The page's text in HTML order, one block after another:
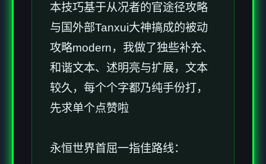
本技巧基于从况者的官途径攻略
与国外部Tanxui大神搞成的被动
攻略modern，我做了独些补充、
和谐文本、述明亮与扩展，文本
较久，每个个字都乃纯手份打，
先求单个点赞啦
永恒世界首屈一指佳路线：